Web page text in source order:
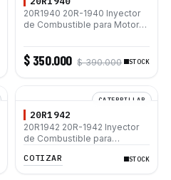
20R1940 20R-1940 Inyector
de Combustible para Motor
$ 350.000 $ 390.000 STOCK
CATERPILLAR
20R1942
20R1942 20R-1942 Inyector
de Combustible para
3412 3412C D9R
COTIZAR STOCK